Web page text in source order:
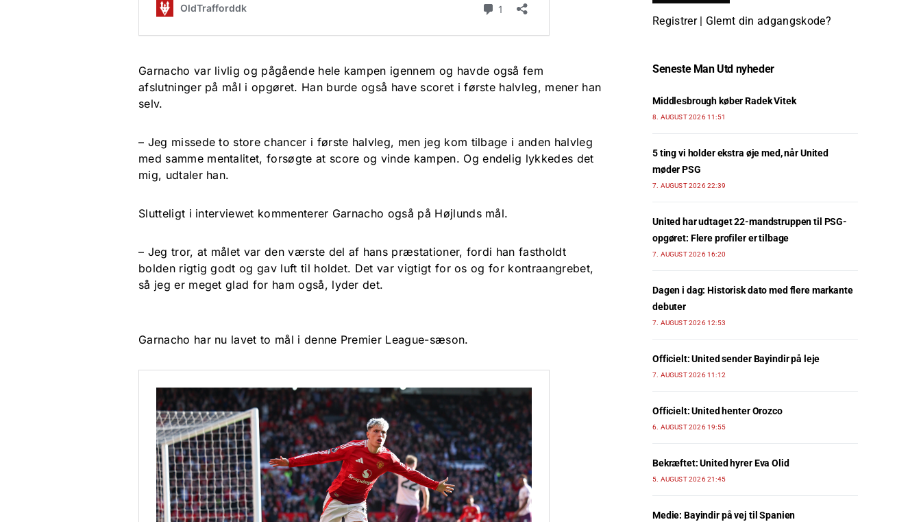
Garnacho var livlig og pågående hele kampen igennem og havde også fem
afslutninger på mål i opgøret. Han burde også have scoret i første halvleg, mener han
selv.
– Jeg missede to store chancer i første halvleg, men jeg kom tilbage i anden halvleg
med samme mentalitet, forsøgte at score og vinde kampen. Og endelig lykkedes det
mig, udtaler han.
Slutteligt i interviewet kommenterer Garnacho også på Højlunds mål.
– Jeg tror, at målet var den værste del af hans præstationer, fordi han fastholdt
bolden rigtig godt og gav luft til holdet. Det var vigtigt for os og for kontraangrebet,
så jeg er meget glad for ham også, lyder det.
Garnacho har nu lavet to mål i denne Premier League-sæson.
Registrer| Glemt din adgangskode?
Seneste Man Utd nyheder
Middlesbrough køber Radek Vitek
8. AUGUST 2026 11:51
5 ting vi holder ekstra øje med, når United
møder PSG
7. AUGUST 2026 22:39
United har udtaget 22-mandstruppen til PSG-
opgøret: Flere profiler er tilbage
7. AUGUST 2026 16:20
Dagen i dag: Historisk dato med flere markante
debuter
7. AUGUST 2026 12:53
Officielt: United sender Bayindir på leje
7. AUGUST 2026 11:12
Officielt: United henter Orozco
6. AUGUST 2026 19:55
Bekræftet: United hyrer Eva Olid
5. AUGUST 2026 21:45
Medie: Bayindir på vej til Spanien